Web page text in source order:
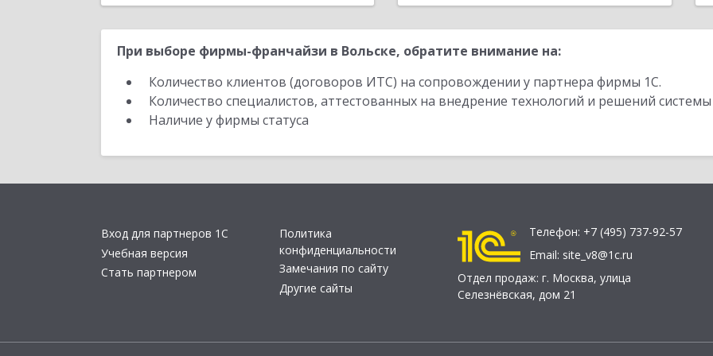
При выборе фирмы-франчайзи в Вольске, обратите внимание на:
Количество клиентов (договоров ИТС) на сопровождении у партнера фирмы 1С.
Количество специалистов, аттестованных на внедрение технологий и решений
Наличие у фирмы статуса
Вход для партнеров 1С
Учебная версия
Стать партнером
Политика
конфиденциальности
Замечания по сайту
Другие сайты
Телефон: +7 (495) 737-92-57
Email: site_v8@1c.ru
Отдел продаж: г. Москва, улица
Селезнёвская, дом 21